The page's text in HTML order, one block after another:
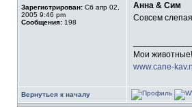
Зарегистрирован: Сб апр 02,
2005 9:46 pm
Сообщения: 198
Анна & Сим
Совсем
Мои
www.cane-
Вернуться к началу